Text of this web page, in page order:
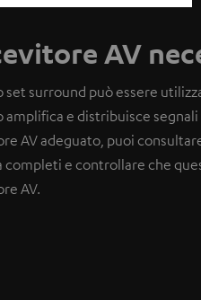
AV
set surround può essere
amplifica e distribuisce
AV adeguato, puoi
completi e controllare che
AV.